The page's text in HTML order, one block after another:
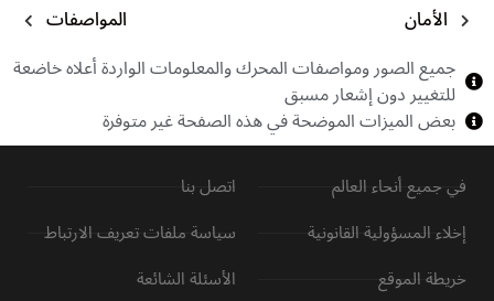
الأمان
المواصفات
جميع الصور ومواصفات المحرك والمعلومات الواردة أعلاه خاضعة
للتغيير دون إشعار مسبق
بعض الميزات الموضحة في هذه الصفحة غير متوفرة
في جميع أنحاء العالم
إخلاء المسؤولية القانونية
خريطة الموقع
اتصل بنا
سياسة ملفات تعريف الارتباط
الأسئلة الشائعة